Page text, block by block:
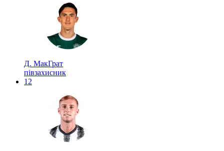
Д. МакГрат
півзахисник
12